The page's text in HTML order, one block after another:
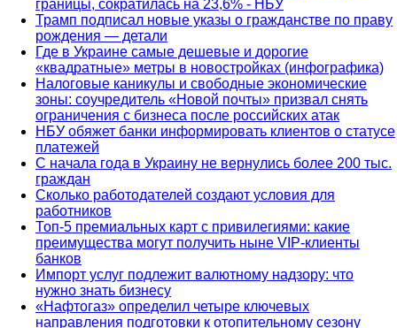
границы, сократилась на 23,6% - НБУ
Трамп подписал новые указы о гражданстве по праву
рождения — детали
Где в Украине самые дешевые и дорогие
«квадратные» метры в новостройках (инфографика)
Налоговые каникулы и свободные экономические
зоны: соучредитель «Новой почты» призвал снять
ограничения с бизнеса после российских атак
НБУ обяжет банки информировать клиентов о статусе
платежей
С начала года в Украину не вернулись более 200 тыс.
граждан
Сколько работодателей создают условия для
работников
Топ-5 премиальных карт с привилегиями: какие
преимущества могут получить ныне VIP-клиенты
банков
Импорт услуг подлежит валютному надзору: что
нужно знать бизнесу
«Нафтогаз» определил четыре ключевых
направления подготовки к отопительному сезону